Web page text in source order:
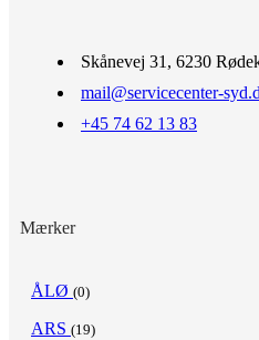
Skånevej 31, 6230
mail@servicecenter-
+45 74 62 13 83
Mærker
ÅLØ (0)
ARS (19)